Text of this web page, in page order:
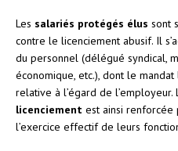
Les salariés protégés élus sont
contre le licenciement abusif. Il
du personnel (délégué syndical,
économique, etc.), dont le
relative à l’égard de l’employeur.
licenciement est ainsi renforcée
l’exercice effectif de leurs